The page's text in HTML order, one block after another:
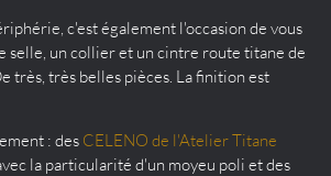
c'est également l'occasion de vous
selle, un collier et un cintre route titane de
très, très belles pièces. La finition est
: des CELENO de l'Atelier Titane
la particularité d'un moyeu poli et des